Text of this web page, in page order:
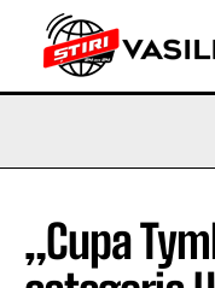
„Cupa